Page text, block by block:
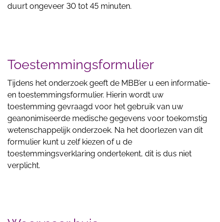
duurt ongeveer 30 tot 45 minuten.
Toestemmingsformulier
Tijdens het onderzoek geeft de MBB’er u een informatie-
en toestemmingsformulier. Hierin wordt uw
toestemming gevraagd voor het gebruik van uw
geanonimiseerde medische gegevens voor toekomstig
wetenschappelijk onderzoek. Na het doorlezen van dit
formulier kunt u zelf kiezen of u de
toestemmingsverklaring ondertekent, dit is dus niet
verplicht.